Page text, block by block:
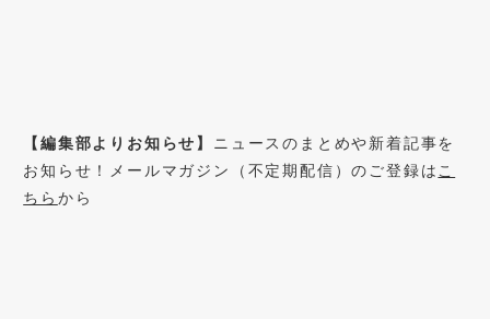
【編集部よりお知らせ】
ニュースのまとめや新着記事を
お知らせ！メールマガジン（不定期配信）のご登録は こ
ちら から